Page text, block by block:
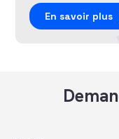
En savoir plus